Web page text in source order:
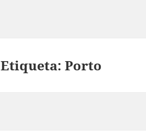
Etiqueta:Porto